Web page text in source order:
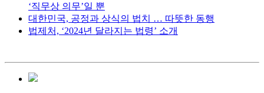
‘직무상 의무’일 뿐
대한민국, 공정과 상식의 법치 … 따뜻한 동행
법제처, ‘2024년 달라지는 법령’ 소개